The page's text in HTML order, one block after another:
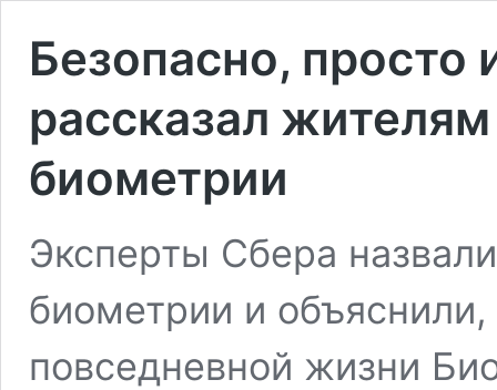
Безопасно,
рассказал
биометрии
Эксперты Сбера
биометрии и
повседневной жизни